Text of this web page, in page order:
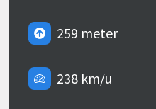
259 meter
238 km/u